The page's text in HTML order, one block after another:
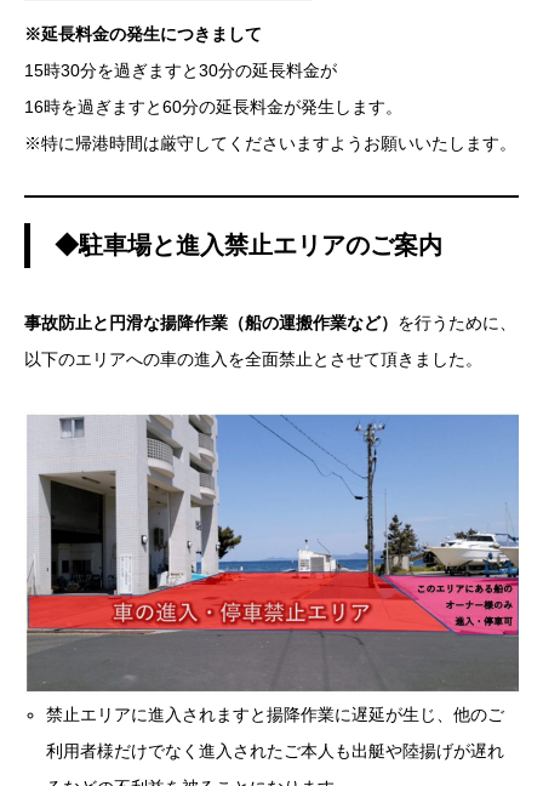
※延長料金の発生につきまして
15時30分を過ぎますと30分の延長料金が
16時を過ぎますと60分の延長料金が発生します。
※特に帰港時間は厳守してくださいますようお願いいたします。
◆駐車場と進入禁止エリアのご案内
事故防止と円滑な揚降作業（船の運搬作業など） を行うために、
以下のエリアへの車の進入を全面禁止とさせて頂きました。
禁止エリアに進入されますと揚降作業に遅延が生じ、他のご
利用者様だけでなく進入されたご本人も出艇や陸揚げが遅れ